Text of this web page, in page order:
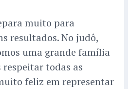
muito para
resultados. No judô,
uma grande família
respeitar todas as
feliz em representar